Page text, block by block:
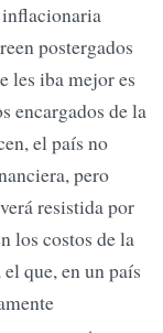
inflacionaria
postergados
les iba mejor es
encargados de la
el país no
pero
resistida por
los costos de la
que, en un país